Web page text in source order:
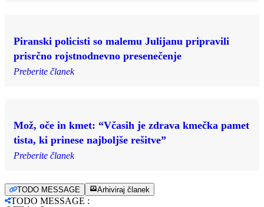
Piranski policisti so malemu Julijanu pripravili
prisrčno rojstnodnevno presenečenje
Preberite članek
Mož, oče in kmet: “Včasih je zdrava kmečka pamet
tista, ki prinese najboljše rešitve”
Preberite članek
TODO MESSAGE Arhiviraj članek
TODO MESSAGE :